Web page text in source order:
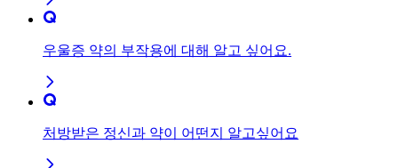
우울증 약의 부작용에 대해 알고 싶어요.
처방받은 정신과 약이 어떤지 알고싶어요